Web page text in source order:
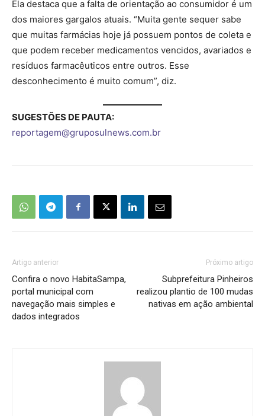
Ela destaca que a falta de orientação ao consumidor é um
dos maiores gargalos atuais. “Muita gente sequer sabe
que muitas farmácias hoje já possuem pontos de coleta e
que podem receber medicamentos vencidos, avariados e
resíduos farmacêuticos entre outros. Esse
desconhecimento é muito comum”, diz.
SUGESTÕES DE PAUTA:
reportagem@gruposulnews.com.br
Artigo anterior
Confira o novo HabitaSampa,
portal municipal com
navegação mais simples e
dados integrados
Próximo artigo
Subprefeitura Pinheiros
realizou plantio de 100 mudas
nativas em ação ambiental